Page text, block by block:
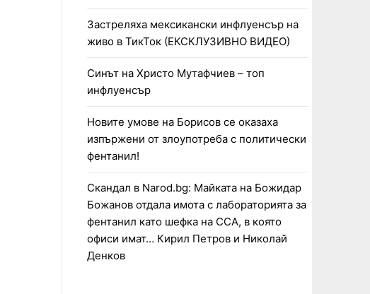
Застреляха мексикански инфлуенсър на
живо в ТикТок (ЕКСКЛУЗИВНО ВИДЕО)
Синът на Христо Мутафчиев – топ
инфлуенсър
Новите умове на Борисов се оказаха
изпържени от злоупотреба с политически
фентанил!
Скандал в Narod.bg: Майката на Божидар
Божанов отдала имота с лабораторията за
фентанил като шефка на ССА, в която
офиси имат… Кирил Петров и Николай
Денков